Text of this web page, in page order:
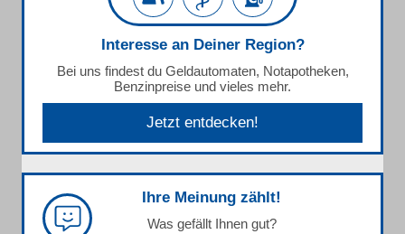
Interesse an Deiner Region?
Bei uns findest du Geldautomaten, Notapotheken,
Benzinpreise und vieles mehr.
Jetzt entdecken!
Ihre Meinung zählt!
Was gefällt Ihnen gut?